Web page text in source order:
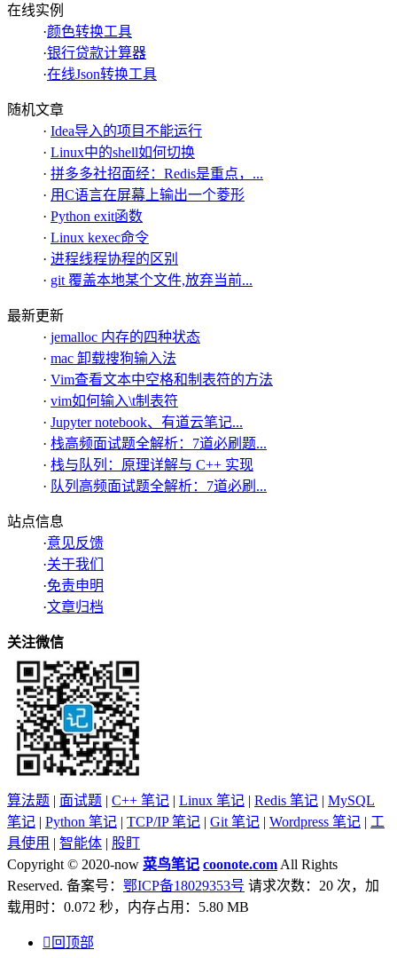
在线实例
·颜色转换工具
·银行贷款计算器
·在线Json转换工具
随机文章
· Idea导入的项目不能运行
· Linux中的shell如何切换
· 拼多多社招面经：Redis是重点，...
· 用C语言在屏幕上输出一个菱形
· Python exit函数
· Linux kexec命令
· 进程线程协程的区别
· git 覆盖本地某个文件,放弃当前...
最新更新
· jemalloc 内存的四种状态
· mac 卸载搜狗输入法
· Vim查看文本中空格和制表符的方法
· vim如何输入\t制表符
· Jupyter notebook、有道云笔记...
· 栈高频面试题全解析：7道必刷题...
· 栈与队列：原理详解与 C++ 实现
· 队列高频面试题全解析：7道必刷...
站点信息
·意见反馈
·关于我们
·免责申明
·文章归档
关注微信
算法题 | 面试题 | C++ 笔记 | Linux 笔记 | Redis 笔记 | MySQL
笔记 | Python 笔记 | TCP/IP 笔记 | Git 笔记 | Wordpress 笔记 | 工
具使用 | 智能体 | 股盯
Copyright © 2020-now 菜鸟笔记 coonote.com All Rights
Reserved. 备案号： 鄂ICP备18029353号 请求次数：20 次，加
载用时：0.072 秒，内存占用：5.80 MB
 回顶部